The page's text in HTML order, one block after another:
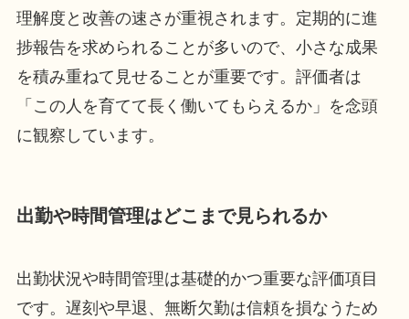
理解度と改善の速さが重視されます。定期的に進
捗報告を求められることが多いので、小さな成果
を積み重ねて見せることが重要です。評価者は
「この人を育てて長く働いてもらえるか」を念頭
に観察しています。
出勤や時間管理はどこまで見られるか
出勤状況や時間管理は基礎的かつ重要な評価項目
です。遅刻や早退、無断欠勤は信頼を損なうため